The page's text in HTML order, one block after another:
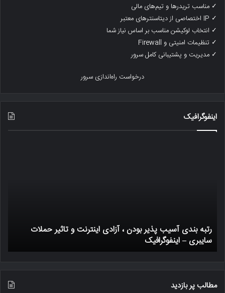
✓ مناسب تریدرها و تیم‌های مالی
✓ IP اختصاصی از دیتاسنترهای معتبر
✓ انتخاب لوکیشن مناسب بر اساس نیاز شما
✓ تنظیمات امنیتی و Firewall
✓ مدیریت و پشتیبانی کامل سرور
درخواست راه‌اندازی سرور
اینفوگرافیک
تاثیر
حملات
اینفوگرافیک
رتبه بندی آسیب پذیر بودن ، آزادی اینترنت و تاثیر حملات
سایبری – اینفوگرافیک
مطالب پر بازدید